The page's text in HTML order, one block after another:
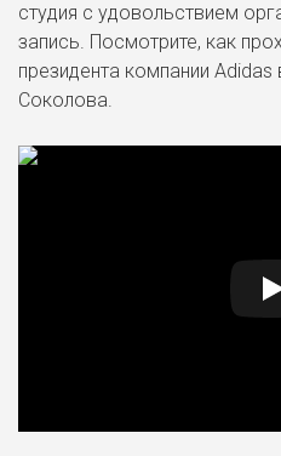
студия с удовольствием
запись. Посмотрите, как
президента компании
Соколова.